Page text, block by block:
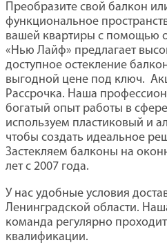
Преобразите свой балкон
функциональное
вашей квартиры с помощью
«Нью Лайф» предлагает
доступное остекление
выгодной цене под ключ.
Рассрочка. Наша
богатый опыт работы в
используем пластиковый и
чтобы создать идеальное
Застекляем балконы на
лет с 2007 года.
У нас удобные условия
Ленинградской области.
команда регулярно
квалификации.